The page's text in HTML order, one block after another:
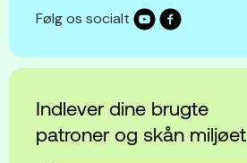
Følg os socialt
Indlever dine brugte
patroner og skån miljøet